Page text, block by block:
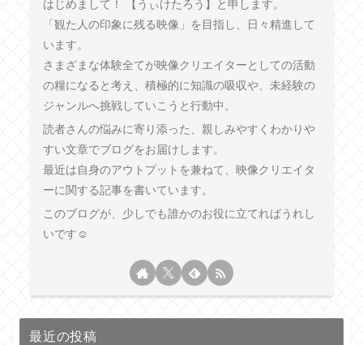
はじめまして！ 【うぃけたろう】と申します。
「観た人の印象に残る映像」を目指し、日々精進して
います。
さまざまな体験全てが映像クリエイターとしての活動
の糧になると考え、積極的に知識の吸収や、未経験の
ジャンルへ挑戦していこうと行動中。
読者さんの悩みに寄り添った、親しみやすくわかりや
すい文章でブログをお届けします。
最近は自身のアウトプットを兼ねて、映像クリエイタ
ーに関する記事を書いています。
このブログが、少しでも誰かのお役に立てればうれし
いです☺︎
最近の投稿